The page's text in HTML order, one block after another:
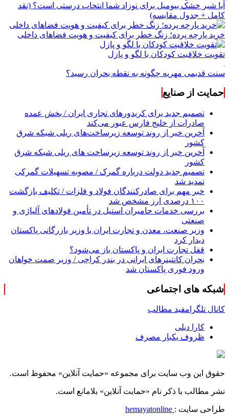
آیا شیر خشک بیومیل برای نوزاد شما انتخاب درستی است؟ (نقد
کامل + جدول مقایسه)
خرید پارچه پرده؛ زنگ خطر برای کیفیت و هویت فضاهای داخلی
تقویت خلاقیت کودکان با لگو و پازل
سنت قدیمی مهریه چگونه به نقطه بحران رسید؟
حمایت از صنایع
تصمیم جدید برای کریدورهای تجاری ایران / بخش عمده
صادرات از خلیج فارس عبور می‌کند
آخرین خبر از روند توسعه زیرساخت‌های ریلی شبکه شرق
کشور
آخرین خبر از روند توسعه زیرساخت های ریلی شبکه شرق
کشور
تصمیم جدید دولت درباره گمرک / مصوبه تسهیلات گمرکی
تمدید شد
خبر مهم برای صادرکنندگان فولاد و فلزات / تکلیف بازگشت
۱۰۰ درصدی ارز مشخص شد
بررسی خدمات حامیران استیل در تأمین فولادهای آلیاژی و
صنعتی
وزیر صنعت، معدن و تجارت ایران با وزیر بازرگانی پاکستان
دیدار کرد
قفل تجارت ایران و پاکستان باز می‌شود؟
بحران کانتینر‌های ایرانی در بندر کراچی / وزیر صمت خواهان
ورود فوری پاکستان شد
شبکه های اجتماعی
کانال تلگرامفید مطالب
کارا دیلی
ظروف یکبار مصرف
حقوق این وب سایت برای مجموعه «حمایت‌ آنلاین» محفوظ است.
نشر مطالب با ذکر نام «حمایت‌ آنلاین» بلامانع است.
طراحی سایت :